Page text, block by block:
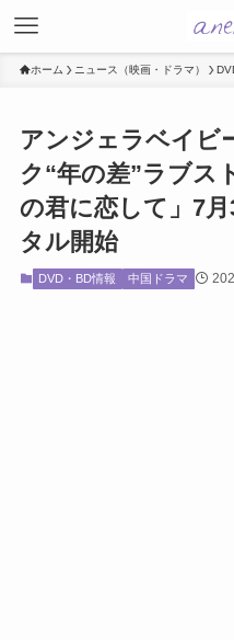
ホーム ニュース（映画・ドラマ）
アンジェラベイビ
ク“年の差”ラブス
の君に恋して」7
タル開始
DVD・BD情報 中国ドラマ